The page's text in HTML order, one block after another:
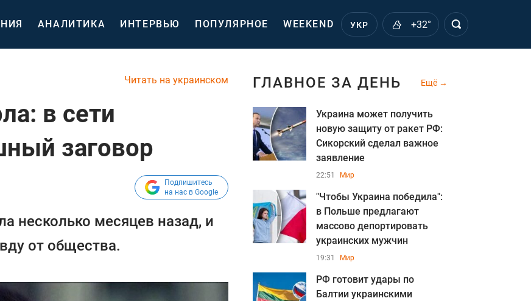
АНАЛИТИКА ИНТЕРВЬЮ ПОПУЛЯРНОЕ WEEKEND УКР +32°
Читать на украинском
в сети
заговор
Подпишитесь
на нас в Google
несколько месяцев назад, и
от общества.
ГЛАВНОЕ ЗА ДЕНЬ Ещё
Украина может получить
новую защиту от ракет РФ:
Сикорский сделал важное
заявление
22:51 Мир
"Чтобы Украина победила":
в Польше предлагают
массово депортировать
украинских мужчин
19:31 Мир
РФ готовит удары по
Балтии украинскими